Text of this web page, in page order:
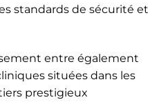
standards de sécurité et
entre également
situées dans les
prestigieux